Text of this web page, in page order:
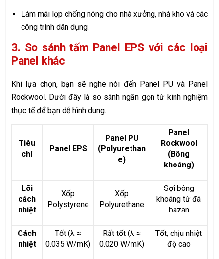
Làm mái lợp chống nóng cho nhà xưởng, nhà kho và các
công trình dân dụng.
3. So sánh tấm Panel EPS với các loại
Panel khác
Khi lựa chọn, bạn sẽ nghe nói đến Panel PU và Panel
Rockwool. Dưới đây là so sánh ngắn gọn từ kinh nghiệm
thực tế để bạn dễ hình dung.
Tiêu
chí
Panel EPS
Panel PU
(Polyurethan
e)
Panel
Rockwool
(Bông
khoáng)
Lõi
cách
nhiệt
Xốp
Polystyrene
Xốp
Polyurethane
Sợi bông
khoáng từ đá
bazan
Cách
nhiệt
Tốt (λ ≈
0.035 W/mK)
Rất tốt (λ ≈
0.020 W/mK)
Tốt, chịu nhiệt
độ cao